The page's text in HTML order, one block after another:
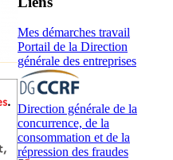
Mes démarches travail
Portail de la Direction
générale des entreprises
Direction générale de la
concurrence, de la
consommation et de la
répression des fraudes